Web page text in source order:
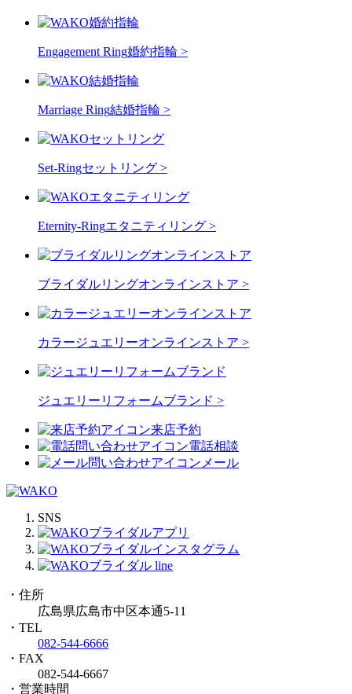
Engagement Ring婚約指輪 >
Marriage Ring結婚指輪 >
Set-Ringセットリング >
Eternity-Ringエタニティリング >
ブライダルリングオンラインストア >
カラージュエリーオンラインストア >
ジュエリーリフォームブランド >
来店予約
電話相談
メール
SNS
・住所
広島県広島市中区本通5-11
・TEL
082-544-6666
・FAX
082-544-6667
・営業時間